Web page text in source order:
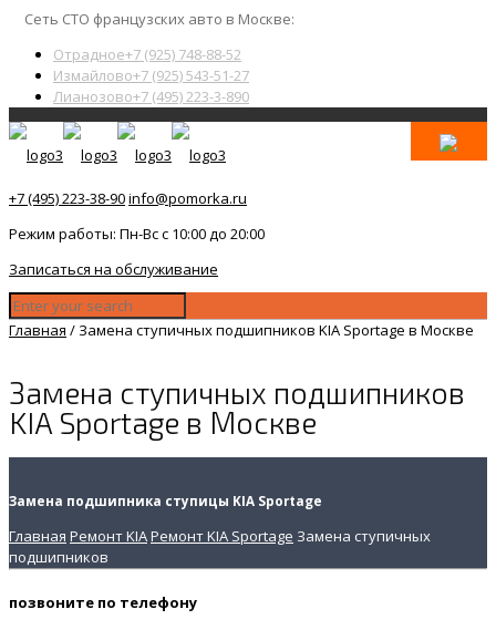
Сеть СТО французских авто в Москве:
Отрадное+7 (925) 748-88-52
Измайлово+7 (925) 543-51-27
Лианозово+7 (495) 223-3-890
+7 (495) 223-38-90info@pomorka.ru
Режим работы: Пн-Вс с 10:00 до 20:00
Записаться на обслуживание
Главная / Замена ступичных подшипников KIA Sportage в Москве
Замена ступичных подшипников
KIA Sportage в Москве
Замена подшипника ступицы KIA Sportage
Главная Ремонт KIAРемонт KIA Sportage Замена ступичных
подшипников
позвоните по телефону